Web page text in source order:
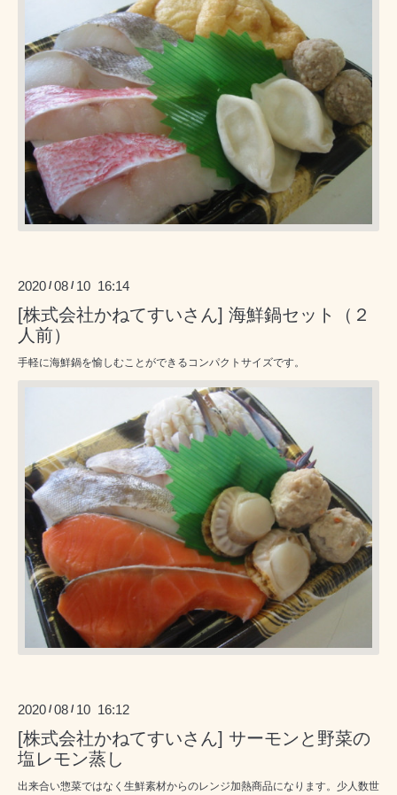
2020 /08 / 10 16:14
[株式会社かねてすいさん] 海鮮鍋セット（２
人前）
手軽に海鮮鍋を愉しむことができるコンパクトサイズです。
2020 /08 / 10 16:12
[株式会社かねてすいさん] サーモンと野菜の
塩レモン蒸し
出来合い惣菜ではなく生鮮素材からのレンジ加熱商品になります。少人数世